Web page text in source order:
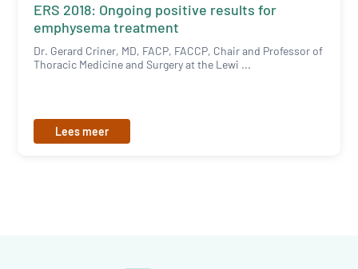
ERS 2018: Ongoing positive results for
emphysema treatment
Dr. Gerard Criner, MD, FACP, FACCP, Chair and Professor of
Thoracic Medicine and Surgery at the Lewi ...
Lees meer